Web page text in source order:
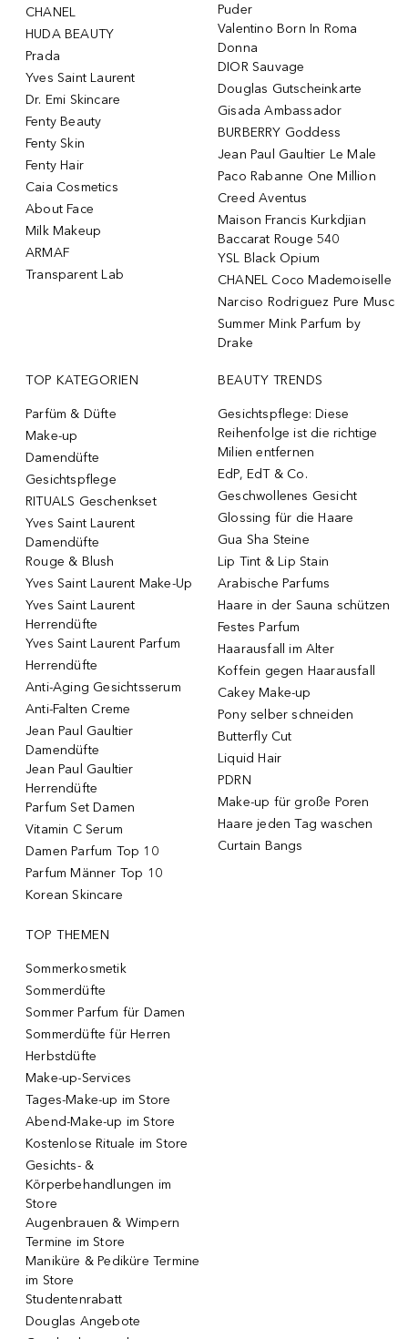
CHANEL
HUDA BEAUTY
Prada
Yves Saint Laurent
Dr. Emi Skincare
Fenty Beauty
Fenty Skin
Fenty Hair
Caia Cosmetics
About Face
Milk Makeup
ARMAF
Transparent Lab
Puder
Valentino Born In Roma
Donna
DIOR Sauvage
Douglas Gutscheinkarte
Gisada Ambassador
BURBERRY Goddess
Jean Paul Gaultier Le Male
Paco Rabanne One Million
Creed Aventus
Maison Francis Kurkdjian
Baccarat Rouge 540
YSL Black Opium
CHANEL Coco Mademoiselle
Narciso Rodriguez Pure Musc
Summer Mink Parfum by
Drake
TOP KATEGORIEN
Parfüm & Düfte
Make-up
Damendüfte
Gesichtspflege
RITUALS Geschenkset
Yves Saint Laurent
Damendüfte
Rouge & Blush
Yves Saint Laurent Make-Up
Yves Saint Laurent
Herrendüfte
Yves Saint Laurent Parfum
Herrendüfte
Anti-Aging Gesichtsserum
Anti-Falten Creme
Jean Paul Gaultier
Damendüfte
Jean Paul Gaultier
Herrendüfte
Parfum Set Damen
Vitamin C Serum
Damen Parfum Top 10
Parfum Männer Top 10
Korean Skincare
BEAUTY TRENDS
Gesichtspflege: Diese
Reihenfolge ist die richtige
Milien entfernen
EdP, EdT & Co.
Geschwollenes Gesicht
Glossing für die Haare
Gua Sha Steine
Lip Tint & Lip Stain
Arabische Parfums
Haare in der Sauna schützen
Festes Parfum
Haarausfall im Alter
Koffein gegen Haarausfall
Cakey Make-up
Pony selber schneiden
Butterfly Cut
Liquid Hair
PDRN
Make-up für große Poren
Haare jeden Tag waschen
Curtain Bangs
TOP THEMEN
Sommerkosmetik
Sommerdüfte
Sommer Parfum für Damen
Sommerdüfte für Herren
Herbstdüfte
Make-up-Services
Tages-Make-up im Store
Abend-Make-up im Store
Kostenlose Rituale im Store
Gesichts- &
Körperbehandlungen im
Store
Augenbrauen & Wimpern
Termine im Store
Maniküre & Pediküre Termine
im Store
Studentenrabatt
Douglas Angebote